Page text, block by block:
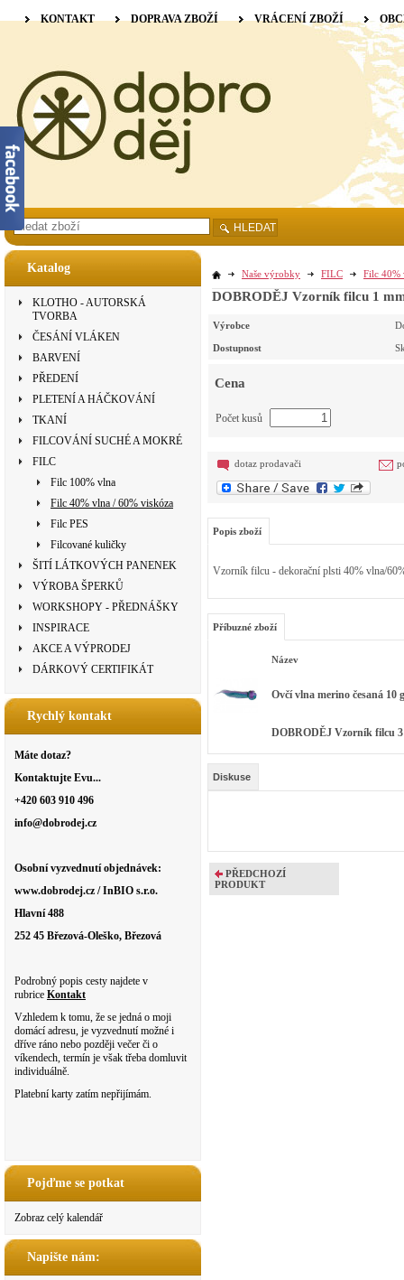
Katalog
KLOTHO - AUTORSKÁ
TVORBA
ČESÁNÍ VLÁKEN
BARVENÍ
PŘEDENÍ
PLETENÍ A HÁČKOVÁNÍ
TKANÍ
FILCOVÁNÍ SUCHÉ A MOKRÉ
FILC
Filc 100% vlna
Filc 40% vlna / 60% viskóza
Filc PES
Filcované kuličky
ŠITÍ LÁTKOVÝCH PANENEK
VÝROBA ŠPERKŮ
WORKSHOPY - PŘEDNÁŠKY
INSPIRACE
AKCE A VÝPRODEJ
DÁRKOVÝ CERTIFIKÁT
Rychlý kontakt
Máte dotaz?
Kontaktujte Evu...
+420 603 910 496
info@dobrodej.cz
Osobní vyzvednutí objednávek:
www.dobrodej.cz / InBIO s.r.o.
Hlavní 488
252 45 Březová-Oleško, Březová
Podrobný popis cesty najdete v
rubrice Kontakt
Vzhledem k tomu, že se jedná o moji
domácí adresu, je vyzvednutí možné i
dříve ráno nebo později večer či o
víkendech, termín je však třeba domluvit
individuálně.
Platební karty zatím nepřijímám.
Pojďme se potkat
Zobraz celý kalendář
Napište nám:
Naše výrobky FILC Filc 40%
DOBRODĚJ Vzorník filcu 1
Výrobce
Dostupnost
Cena
Počet kusů
dotaz prodavači
Popis zboží
Vzorník filcu - dekorační plsti 40% vlna/
Příbuzné zboží
Název
Ovčí vlna merino česaná 10
DOBRODĚJ Vzorník filcu
Diskuse
PŘEDCHOZÍ
PRODUKT
KONTAKT DOPRAVA ZBOŽÍ VRÁCENÍ ZBOŽÍ
HLEDAT